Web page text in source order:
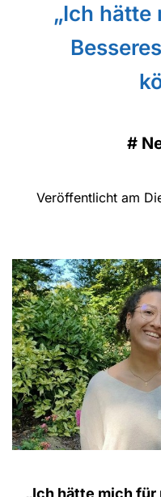
„Ich
#
Veröffentlicht am
„Ich hätte mich